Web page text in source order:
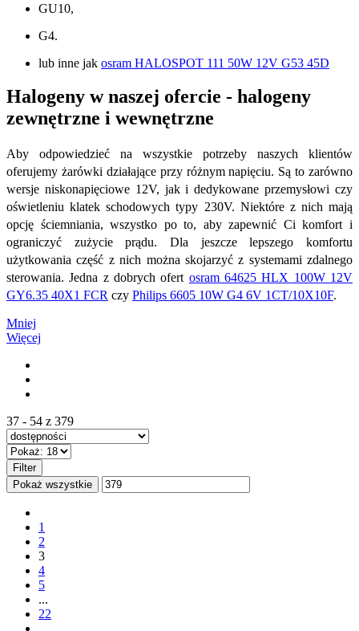
GU10,
G4.
lub inne jak osram HALOSPOT 111 50W 12V G53 45D
Halogeny w naszej ofercie - halogeny
zewnętrzne i wewnętrzne
Aby odpowiedzieć na wszystkie potrzeby naszych klientów
oferujemy żarówki działające przy różnym napięciu. Są to zarówno
wersje niskonapięciowe 12V, jak i dedykowane przemysłowi czy
oświetleniu klatek schodowych typy 230V. Niektóre z nich mają
opcję ściemniania, wszystko po to, aby zapewnić Ci komfort i
ograniczyć zużycie prądu. Dla jeszcze lepszego komfortu
użytkowania część z nich można skojarzyć z systemami zdalnego
sterowania. Jedna z dobrych ofert osram 64625 HLX 100W 12V
GY6.35 40X1 FCR czy Philips 6605 10W G4 6V 1CT/10X10F.
Mniej
Więcej
37 - 54 z 379
Filter
Pokaż wszystkie
1
2
3
4
5
...
22